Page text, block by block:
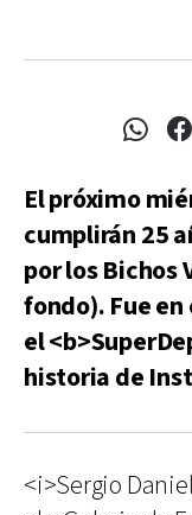
El próximo
cumplirán 25
por los Bichos
fondo). Fue en
el
historia de
<i>Sergio